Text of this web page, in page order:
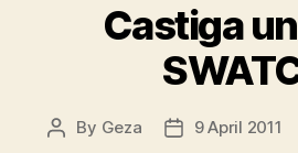
Castiga
Post
By Geza
Post9 April 2011